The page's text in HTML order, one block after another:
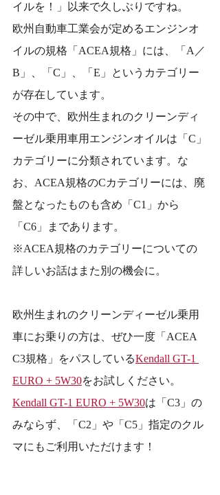
イルを！」以来で久しぶりですね。
欧州自動車工業会が定めるエンジンオ
イルの規格「ACEA規格」には、「A／
B」、「C」、「E」というカテゴリー
が存在しています。
その中で、欧州生まれのクリーンディ
ーゼル乗用車用エンジンオイルは「C」
カテゴリーに分類されています。な
お、ACEA規格のCカテゴリーには、廃
盤となったものも含め「C1」から
「C6」まであります。
※ACEA規格のカテゴリーについての
詳しいお話はまた別の機会に。
欧州生まれのクリーンディーゼル乗用
車にお乗りの方は、ぜひ一度「ACEA
C3規格」をパスしているKendall GT-1
EURO + 5W30をお試しください。
Kendall GT-1 EURO + 5W30は「C3」の
みならず、「C2」や「C5」指定のクル
マにもご利用いただけます！